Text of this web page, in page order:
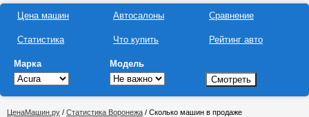
Цена машин
Статистика
Автосалоны
Что купить
Сравнение
Рейтинг авто
Марка Модель
ЦенаМашин.ру / Статистика Воронежа / Сколько машин в продаже